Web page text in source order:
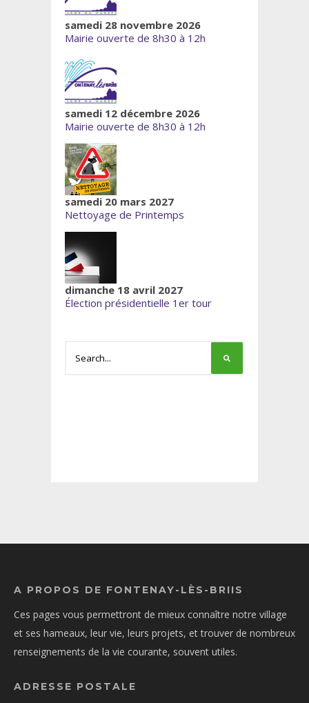
samedi 28 novembre 2026
Mairie ouverte de 8h30 à 12h
samedi 12 décembre 2026
Mairie ouverte de 8h30 à 12h
samedi 20 mars 2027
Nettoyage de Printemps
dimanche 18 avril 2027
Élection présidentielle 1er tour
A PROPOS DE FONTENAY-LÈS-BRIIS
Ces pages vous permettront de mieux connaître notre village
et ses hameaux, leur vie, leurs projets, et trouver de nombreux
renseignements de la vie courante, souvent utiles.
ADRESSE POSTALE